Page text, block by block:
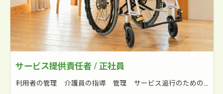
サービス提供責任者 / 正社員
利用者の管理 介護員の指導 管理 サービス追行のための連絡調整 関係各所との連携 国保連請求業務補佐